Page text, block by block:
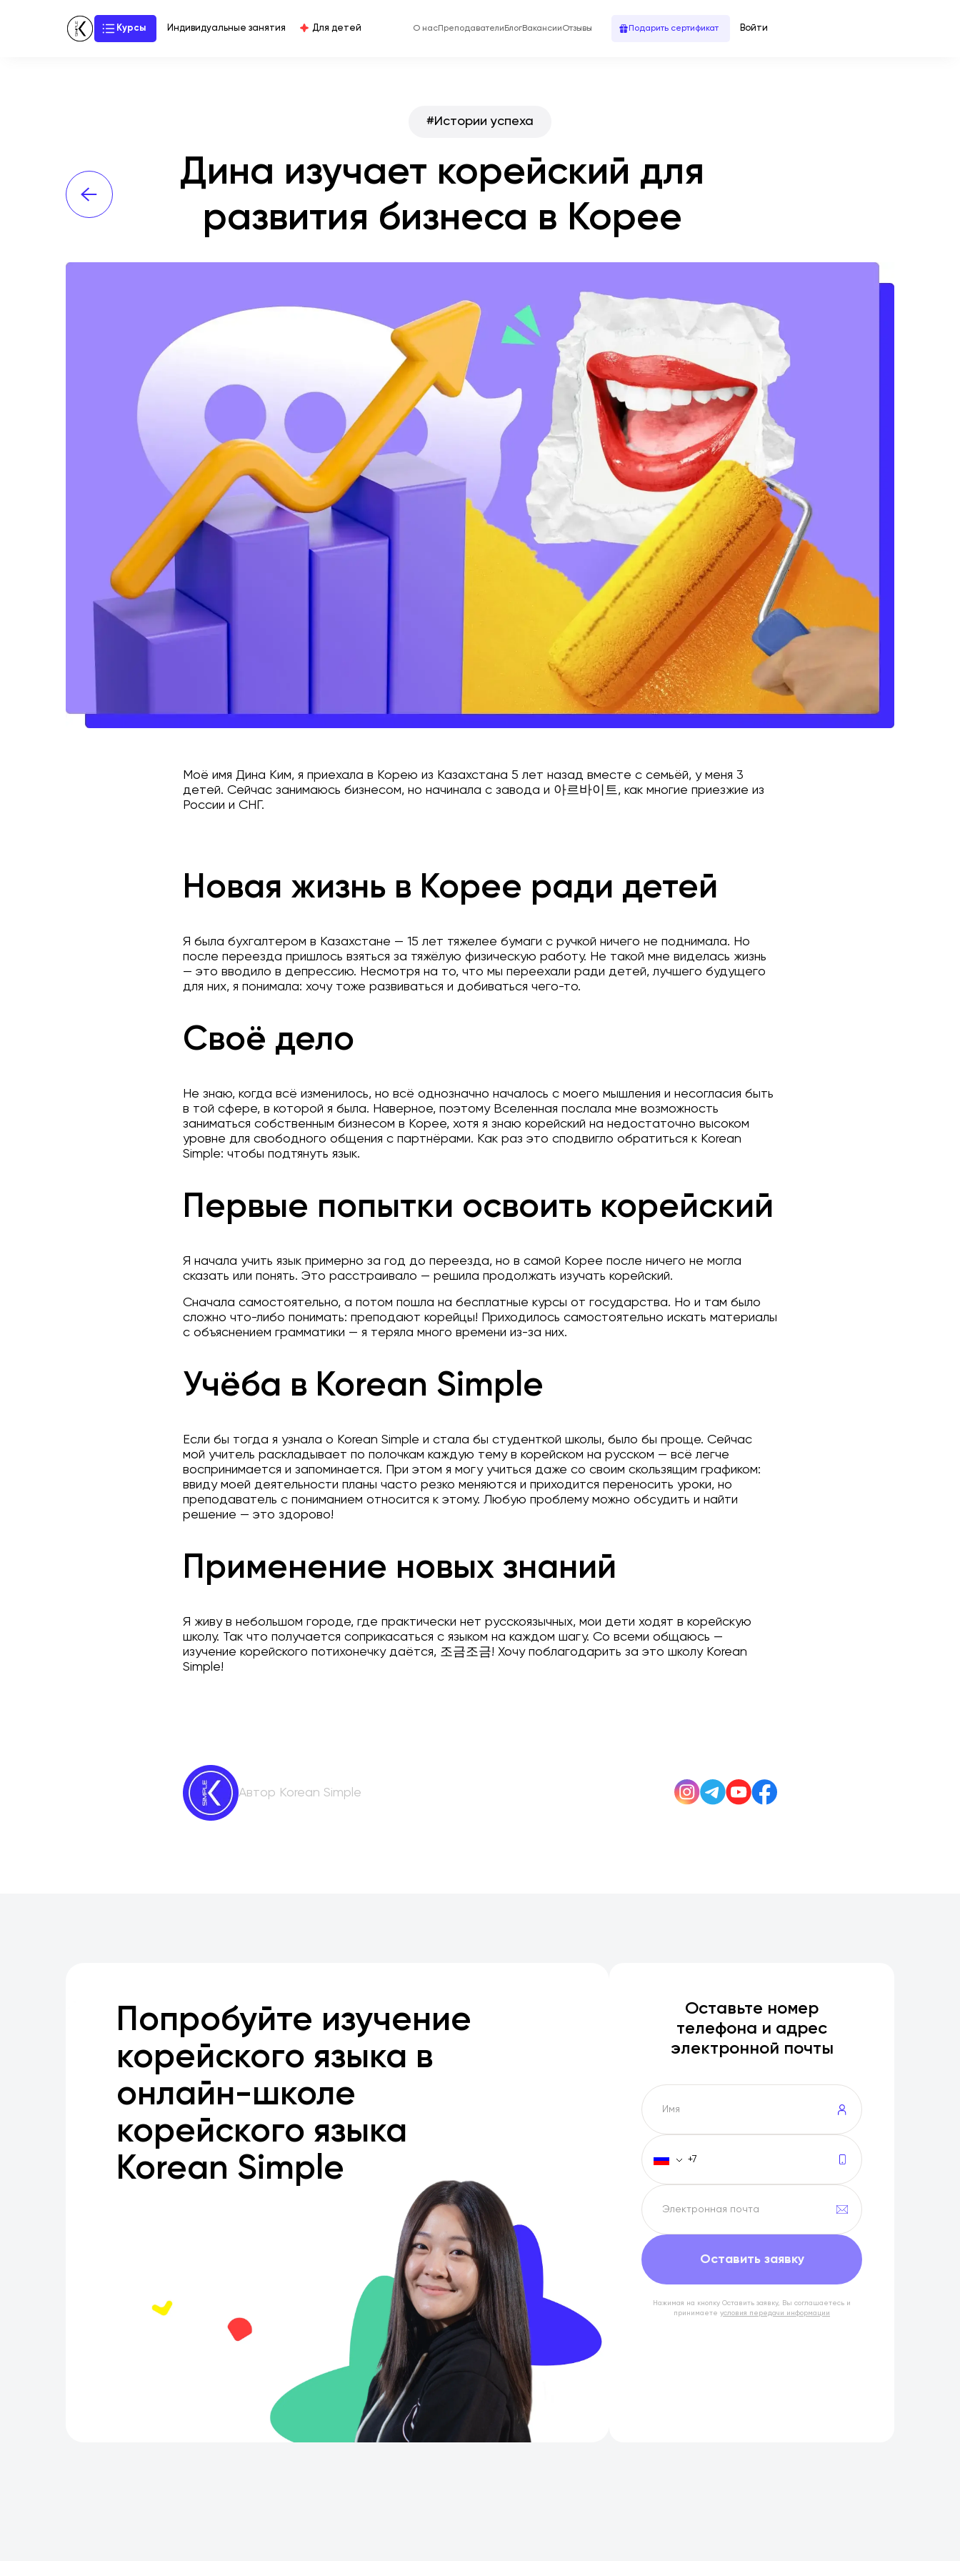
Курсы Индивидуальные занятия Для детей О насПреподаватели БлогВакансииОтзывы Подарить сертификат Войти
#Истории успеха
Дина изучает корейский для
развития бизнеса в Корее
Моё имя Дина Ким, я приехала в Корею из Казахстана 5 лет назад вместе с семьёй, у меня 3
детей. Сейчас занимаюсь бизнесом, но начинала с завода и 아르바이트, как многие приезжие из
России и СНГ.
Новая жизнь в Корее ради детей
Я была бухгалтером в Казахстане — 15 лет тяжелее бумаги с ручкой ничего не поднимала. Но
после переезда пришлось взяться за тяжёлую физическую работу. Не такой мне виделась жизнь
— это вводило в депрессию. Несмотря на то, что мы переехали ради детей, лучшего будущего
для них, я понимала: хочу тоже развиваться и добиваться чего-то.
Своё дело
Не знаю, когда всё изменилось, но всё однозначно началось с моего мышления и несогласия быть
в той сфере, в которой я была. Наверное, поэтому Вселенная послала мне возможность
заниматься собственным бизнесом в Корее, хотя я знаю корейский на недостаточно высоком
уровне для свободного общения с партнёрами. Как раз это сподвигло обратиться к Korean
Simple: чтобы подтянуть язык.
Первые попытки освоить корейский
Я начала учить язык примерно за год до переезда, но в самой Корее после ничего не могла
сказать или понять. Это расстраивало — решила продолжать изучать корейский.
Сначала самостоятельно, а потом пошла на бесплатные курсы от государства. Но и там было
сложно что-либо понимать: преподают корейцы! Приходилось самостоятельно искать материалы
с объяснением грамматики — я теряла много времени из-за них.
Учёба в Korean Simple
Если бы тогда я узнала о Korean Simple и стала бы студенткой школы, было бы проще. Сейчас
мой учитель раскладывает по полочкам каждую тему в корейском на русском — всё легче
воспринимается и запоминается. При этом я могу учиться даже со своим скользящим графиком:
ввиду моей деятельности планы часто резко меняются и приходится переносить уроки, но
преподаватель с пониманием относится к этому. Любую проблему можно обсудить и найти
решение — это здорово!
Применение новых знаний
Я живу в небольшом городе, где практически нет русскоязычных, мои дети ходят в корейскую
школу. Так что получается соприкасаться с языком на каждом шагу. Со всеми общаюсь —
изучение корейского потихонечку даётся, 조금조금! Хочу поблагодарить за это школу Korean
Simple!
Автор Korean Simple
Попробуйте изучение
корейского языка в
онлайн-школе
корейского языка
Korean Simple
Оставьте номер
телефона и адрес
электронной почты
Оставить заявку
Нажимая на кнопку Оставить заявку, Вы соглашаетесь и
принимаете условия передачи информации